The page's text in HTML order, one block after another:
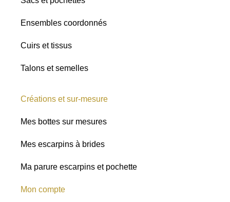
Ensembles coordonnés
Cuirs et tissus
Talons et semelles
Créations et sur-mesure
Mes bottes sur mesures
Mes escarpins à brides
Ma parure escarpins et pochette
Mon compte